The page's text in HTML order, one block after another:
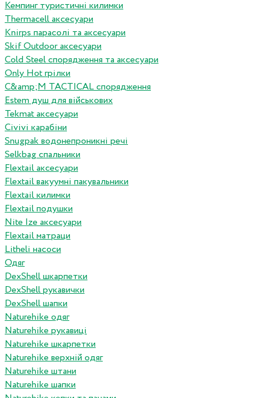
Кемпинг туристичні килимки
Thermacell аксесуари
Knirps парасолі та аксесуари
Skif Outdoor аксесуари
Cold Steel спорядження та аксесуари
Only Hot грілки
C&amp;M TACTICAL спорядження
Estem душ для військових
Tekmat аксесуари
Сivivi карабіни
Snugpak водонепроникні речі
Selkbag спальники
Flextail аксесуари
Flextail вакуумні пакувальники
Flextail килимки
Flextail подушки
Nite Ize аксесуари
Flextail матраци
Litheli насоси
Одяг
DexShell шкарпетки
DexShell рукавички
DexShell шапки
Naturehike одяг
Naturehike рукавиці
Naturehike шкарпетки
Naturehike верхній одяг
Naturehike штани
Naturehike шапки